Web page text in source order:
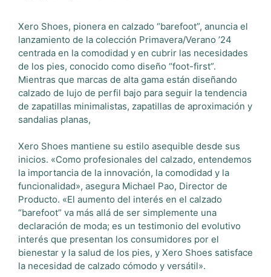
Xero Shoes, pionera en calzado “barefoot”, anuncia el
lanzamiento de la colección Primavera/Verano ’24
centrada en la comodidad y en cubrir las necesidades
de los pies, conocido como diseño “foot-first”.
Mientras que marcas de alta gama están diseñando
calzado de lujo de perfil bajo para seguir la tendencia
de zapatillas minimalistas, zapatillas de aproximación y
sandalias planas,
Xero Shoes mantiene su estilo asequible desde sus
inicios. «Como profesionales del calzado, entendemos
la importancia de la innovación, la comodidad y la
funcionalidad», asegura Michael Pao, Director de
Producto. «El aumento del interés en el calzado
“barefoot” va más allá de ser simplemente una
declaración de moda; es un testimonio del evolutivo
interés que presentan los consumidores por el
bienestar y la salud de los pies, y Xero Shoes satisface
la necesidad de calzado cómodo y versátil».